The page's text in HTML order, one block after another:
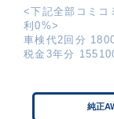
<下記全部コミコ
利0%>
車検代2回分
税金3年分
純正